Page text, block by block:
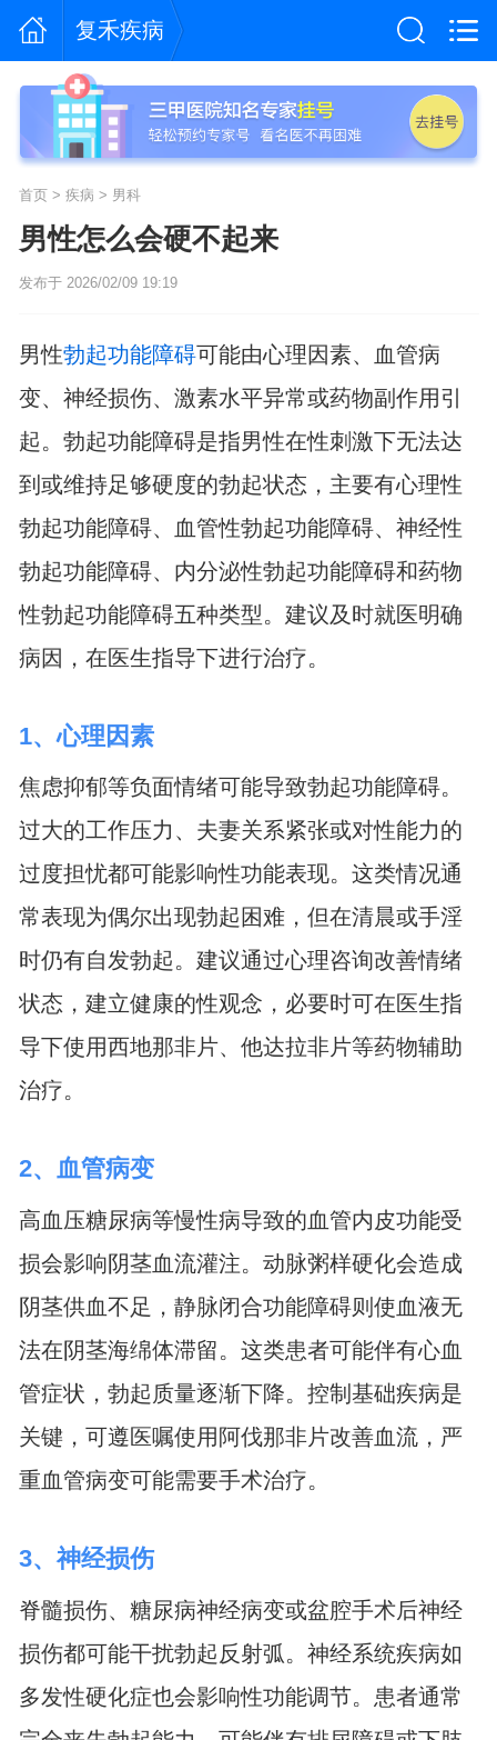
复禾疾病
首页> 疾病 > 男科
男性怎么会硬不起来
发布于 2026/02/09 19:19
男性勃起功能障碍可能由心理因素、血管病
变、神经损伤、激素水平异常或药物副作用引
起。勃起功能障碍是指男性在性刺激下无法达
到或维持足够硬度的勃起状态，主要有心理性
勃起功能障碍、血管性勃起功能障碍、神经性
勃起功能障碍、内分泌性勃起功能障碍和药物
性勃起功能障碍五种类型。建议及时就医明确
病因，在医生指导下进行治疗。
1、心理因素
焦虑抑郁等负面情绪可能导致勃起功能障碍。
过大的工作压力、夫妻关系紧张或对性能力的
过度担忧都可能影响性功能表现。这类情况通
常表现为偶尔出现勃起困难，但在清晨或手淫
时仍有自发勃起。建议通过心理咨询改善情绪
状态，建立健康的性观念，必要时可在医生指
导下使用西地那非片、他达拉非片等药物辅助
治疗。
2、血管病变
高血压糖尿病等慢性病导致的血管内皮功能受
损会影响阴茎血流灌注。动脉粥样硬化会造成
阴茎供血不足，静脉闭合功能障碍则使血液无
法在阴茎海绵体滞留。这类患者可能伴有心血
管症状，勃起质量逐渐下降。控制基础疾病是
关键，可遵医嘱使用阿伐那非片改善血流，严
重血管病变可能需要手术治疗。
3、神经损伤
脊髓损伤、糖尿病神经病变或盆腔手术后神经
损伤都可能干扰勃起反射弧。神经系统疾病如
多发性硬化症也会影响性功能调节。患者通常